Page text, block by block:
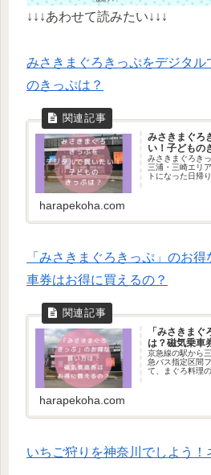
↓↓↓あわせて読みたい↓↓↓
みさきまぐろきっぷをデジタル
のきっぷは？
みさきまぐろ
い！子どもの
みさきまぐろき
三浦・三崎エリ
トになった日帰
きっぷはどう買
harapekoha.com
「みさきまぐろきっぷ」のお
車券はお得に買えるの？
「みさきま
は？磁気乗車
京急線の駅から
急バス指定区間
て、まぐろ料理
ぷ」。お得な買
harapekoha.com
いちご狩りを神奈川でしよう！